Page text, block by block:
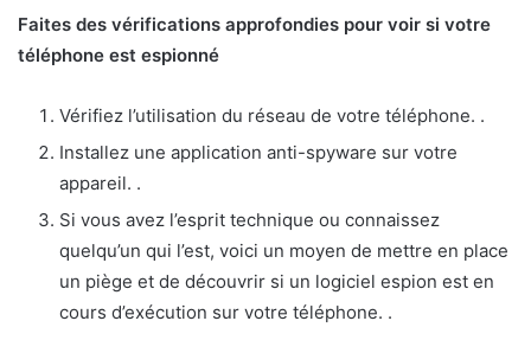
Faites des vérifications approfondies pour voir si votre
téléphone est espionné
Vérifiez l’utilisation du réseau de votre téléphone. .
Installez une application anti-spyware sur votre
appareil. .
Si vous avez l’esprit technique ou connaissez
quelqu’un qui l’est, voici un moyen de mettre en place
un piège et de découvrir si un logiciel espion est en
cours d’exécution sur votre téléphone. .